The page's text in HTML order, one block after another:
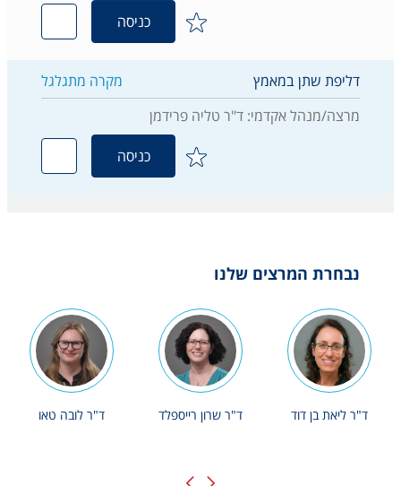
כניסה
דליפת שתן במאמץ
מקרה מתגלגל
מרצה/מנהל אקדמי: ד"ר טליה פרידמן
כניסה
נבחרת המרצים שלנו
ד"ר ליאת בן דוד ד"ר שרון רייספלד ד"ר לובה טאו